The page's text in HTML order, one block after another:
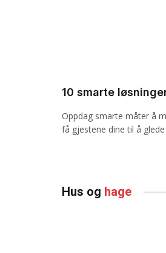
10 smarte
Oppdag smarte måter å
få gjestene dine til å
Hus og hage